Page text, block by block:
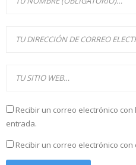
Recibir un correo electrónico
entrada.
Recibir un correo electrónico